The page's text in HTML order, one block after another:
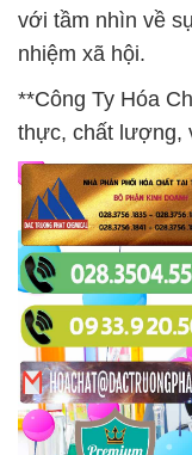
với tầm nhìn về
nhiệm xã hội.
**Công Ty Hóa
thực, chất lượng,